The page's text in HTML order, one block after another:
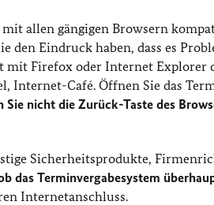
allen gängigen Browsern
den Eindruck haben, dass es
mit Firefox oder Internet Explorer
Internet-Café. Öffnen Sie das
Sie nicht die Zurück-Taste des
Sicherheitsprodukte,
das Terminvergabesystem
Internetanschluss.